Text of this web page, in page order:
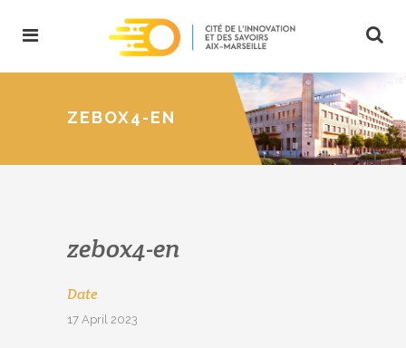
ZEBOX4-EN
zebox4-en
Date
17 April 2023